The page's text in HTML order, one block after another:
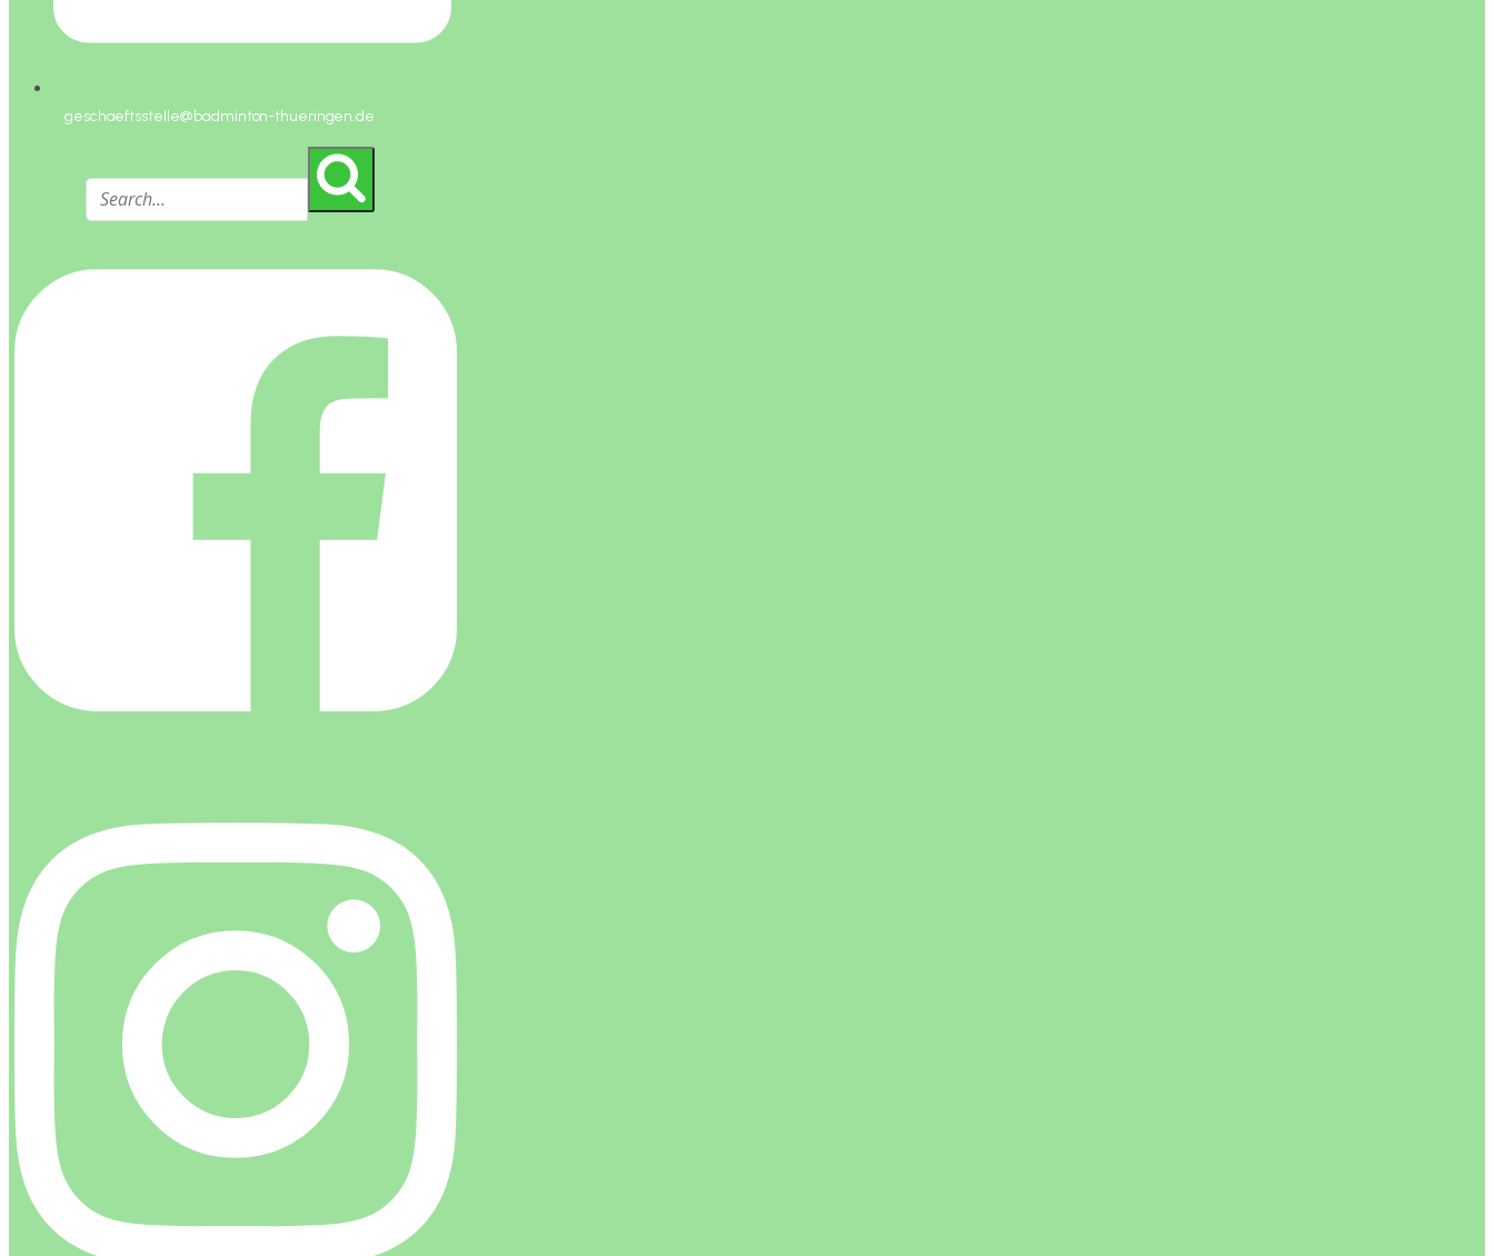
geschaeftsstelle@badminton-thueringen.de